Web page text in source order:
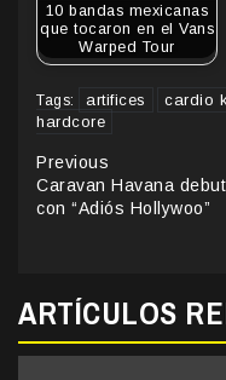
10 bandas mexicanas
que tocaron en el Vans
Warped Tour
Tags: artifices cardio
hardcore
Continue
Reading
Previous
Caravan Havana
con “Adiós Hollywoo”
ARTÍCULOS